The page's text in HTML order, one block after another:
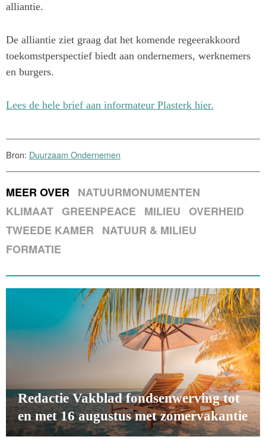
Council (DGBC), Energiek Velsen, Energie-Nederland en
alliantie.
De alliantie ziet graag dat het komende regeerakkoord
toekomstperspectief biedt aan ondernemers, werknemers
en burgers.
Lees de hele brief aan informateur Plasterk hier.
Bron: Duurzaam Ondernemen
MEER OVER NATUURMONUMENTEN
KLIMAAT GREENPEACE MILIEU OVERHEID
TWEEDE KAMER
NATUUR & MILIEU
FORMATIE
Redactie Vakblad fondsenwerving tot
en met 16 augustus met zomervakantie